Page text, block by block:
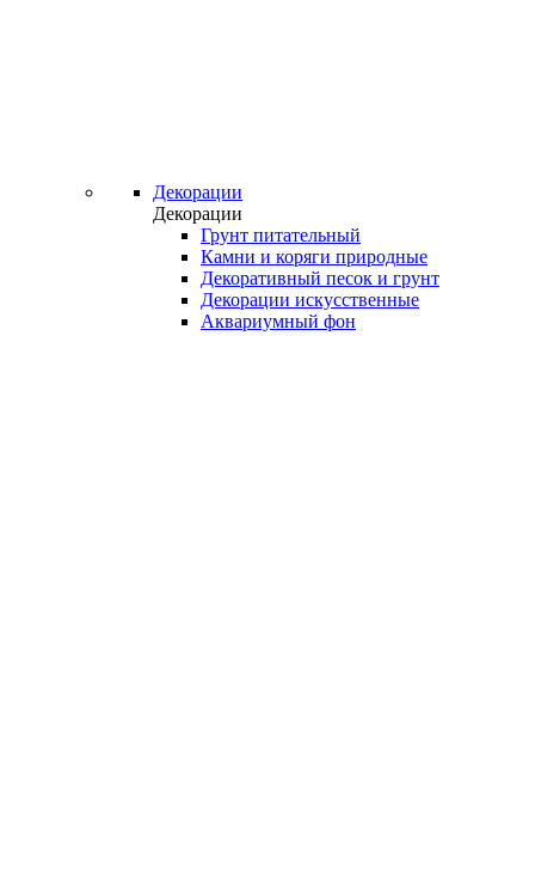
Декорации
Декорации
Грунт питательный
Камни и коряги природные
Декоративный песок и грунт
Декорации искусственные
Аквариумный фон